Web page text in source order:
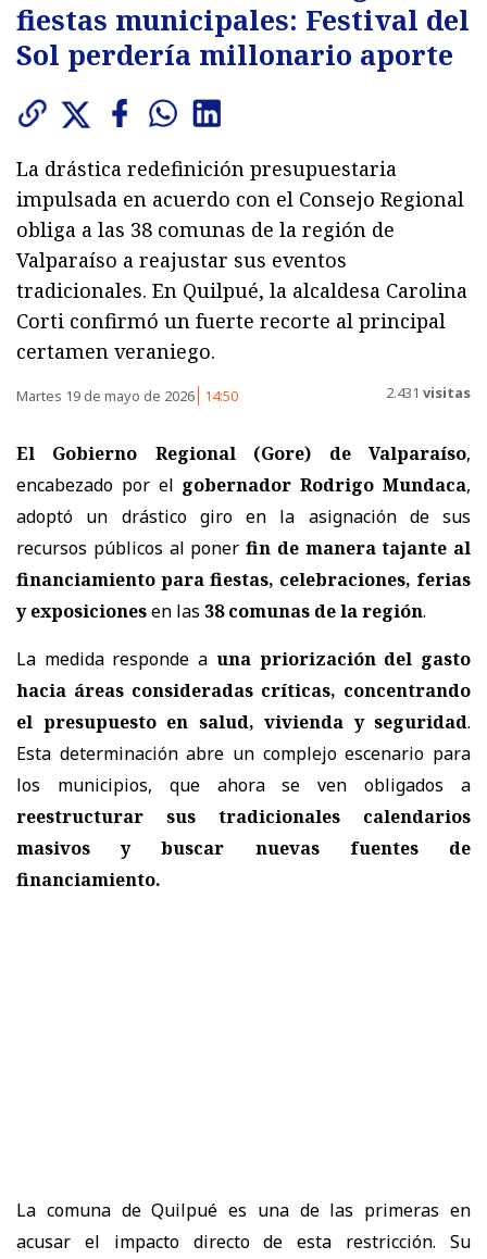
fiestas municipales: Festival del
Sol perdería millonario aporte
La drástica redefinición presupuestaria
impulsada en acuerdo con el Consejo Regional
obliga a las 38 comunas de la región de
Valparaíso a reajustar sus eventos
tradicionales. En Quilpué, la alcaldesa Carolina
Corti confirmó un fuerte recorte al principal
certamen veraniego.
Martes 19 de mayo de 2026 14:50 2.431 visitas
El Gobierno Regional (Gore) de Valparaíso,
encabezado por el gobernador Rodrigo Mundaca,
adoptó un drástico giro en la asignación de sus
recursos públicos al poner fin de manera tajante al
financiamiento para fiestas, celebraciones, ferias
y exposicionesen las 38 comunas de la región.
La medida responde a una priorización del gasto
hacia áreas consideradas críticas, concentrando
el presupuesto en salud, vivienda y seguridad.
Esta determinación abre un complejo escenario para
los municipios, que ahora se ven obligados a
reestructurar sus tradicionales calendarios
masivos y buscar nuevas fuentes de
financiamiento.
La comuna de Quilpué es una de las primeras en
acusar el impacto directo de esta restricción. Su